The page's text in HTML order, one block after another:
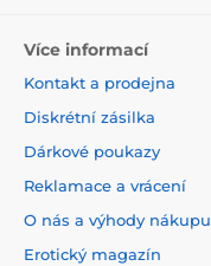
Více informací
Kontakt a prodejna
Diskrétní zásilka
Dárkové poukazy
Reklamace a vrácení
O nás a výhody nákupu
Erotický magazín